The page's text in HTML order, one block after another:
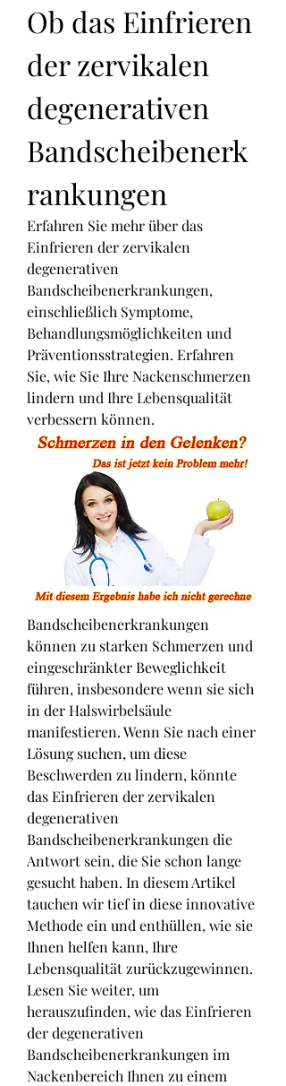
Ob das Einfrieren
der zervikalen
degenerativen
Bandscheibenerk
rankungen
Erfahren Sie mehr über das
Einfrieren der zervikalen
degenerativen
Bandscheibenerkrankungen,
einschließlich Symptome,
Behandlungsmöglichkeiten und
Präventionsstrategien. Erfahren
Sie, wie Sie Ihre Nackenschmerzen
lindern und Ihre Lebensqualität
verbessern können.
Bandscheibenerkrankungen
können zu starken Schmerzen und
eingeschränkter Beweglichkeit
führen, insbesondere wenn sie sich
in der Halswirbelsäule
manifestieren. Wenn Sie nach einer
Lösung suchen, um diese
Beschwerden zu lindern, könnte
das Einfrieren der zervikalen
degenerativen
Bandscheibenerkrankungen die
Antwort sein, die Sie schon lange
gesucht haben. In diesem Artikel
tauchen wir tief in diese innovative
Methode ein und enthüllen, wie sie
Ihnen helfen kann, Ihre
Lebensqualität zurückzugewinnen.
Lesen Sie weiter, um
herauszufinden, wie das Einfrieren
der degenerativen
Bandscheibenerkrankungen im
Nackenbereich Ihnen zu einem